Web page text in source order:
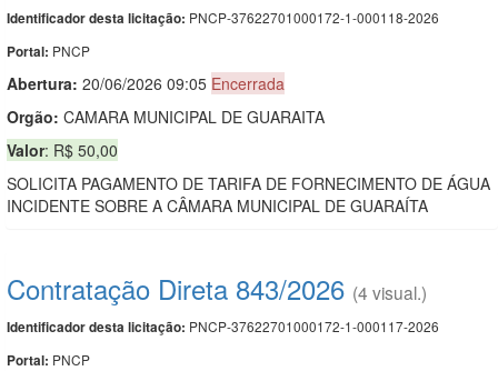
Identificador desta licitação: PNCP-37622701000172-1-000118-2026
Portal: PNCP
Abertura: 20/06/2026 09:05 Encerrada
Orgão: CAMARA MUNICIPAL DE GUARAITA
Valor: R$ 50,00
SOLICITA PAGAMENTO DE TARIFA DE FORNECIMENTO DE ÁGUA
INCIDENTE SOBRE A CÂMARA MUNICIPAL DE GUARAÍTA
Contratação Direta 843/2026 (4 visual.)
Identificador desta licitação: PNCP-37622701000172-1-000117-2026
Portal: PNCP